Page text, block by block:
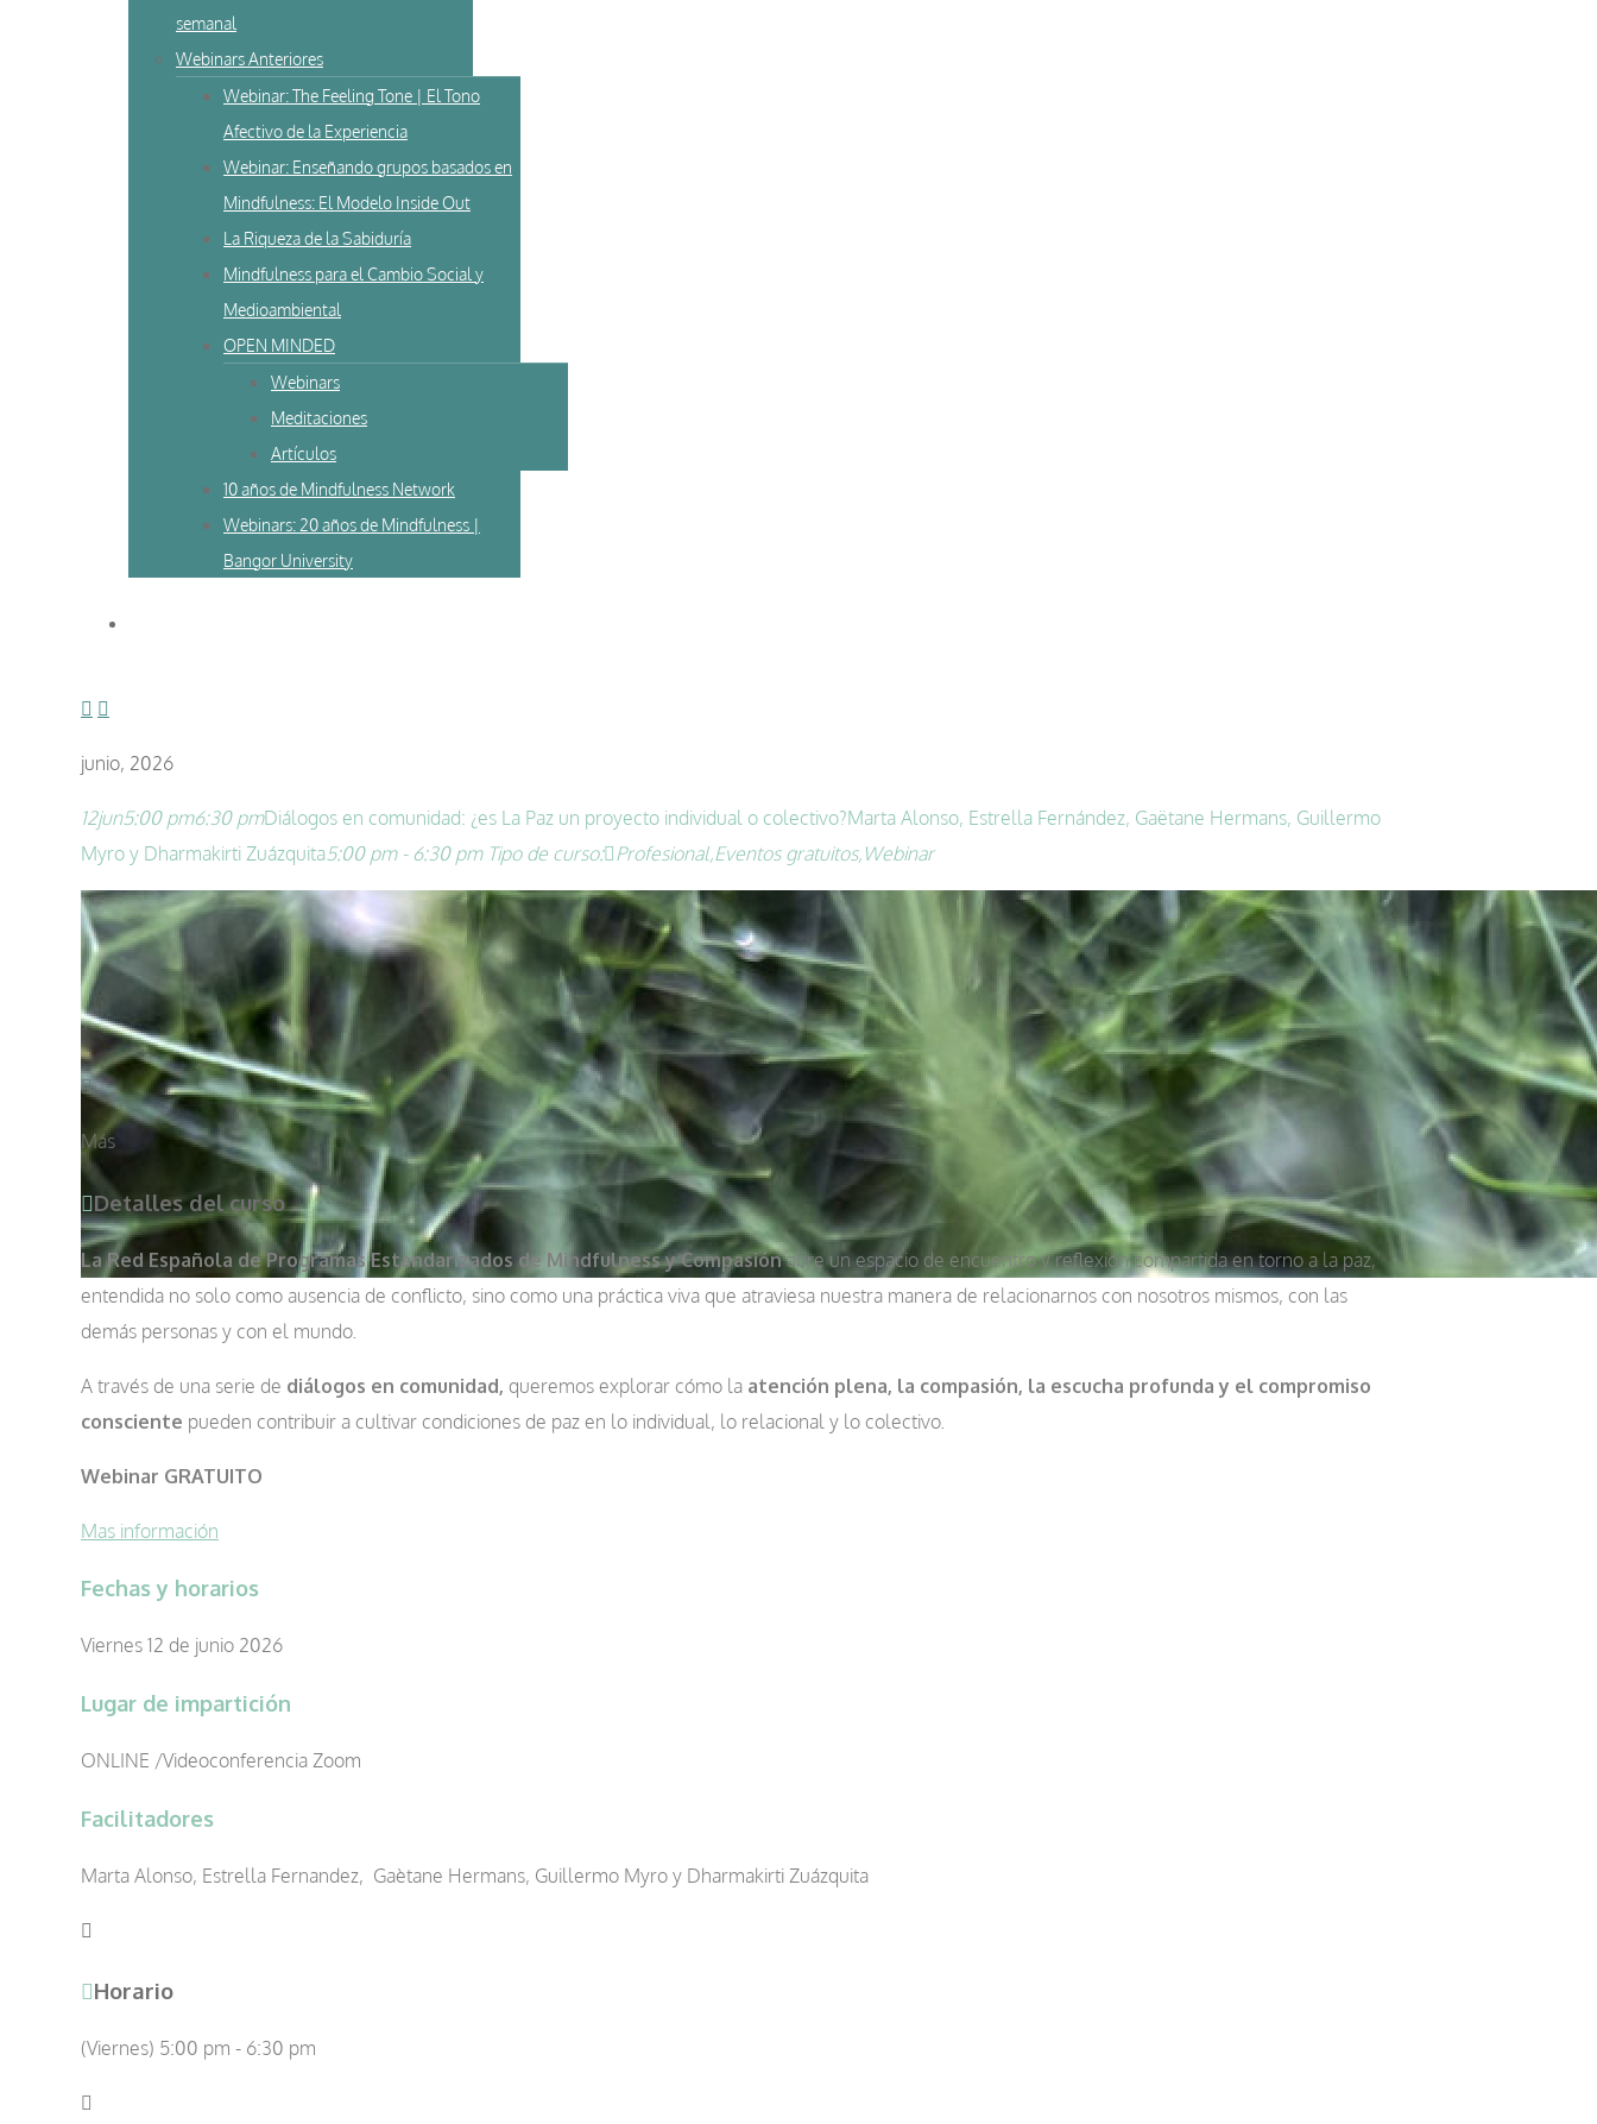
semanal
Webinars Anteriores
Webinar: The Feeling Tone | El Tono
Afectivo de la Experiencia
Webinar: Enseñando grupos basados en
Mindfulness: El Modelo Inside Out
La Riqueza de la Sabiduría
Mindfulness para el Cambio Social y
Medioambiental
OPEN MINDED
Webinars
Meditaciones
Artículos
10 años de Mindfulness Network
Webinars: 20 años de Mindfulness |
Bangor University
junio, 2026
12jun5:00 pm6:30 pmDiálogos en comunidad: ¿es La Paz un proyecto individual o colectivo?Marta Alonso, Estrella Fernández, Gaëtane Hermans, Guillermo
Myro y Dharmakirti Zuázquita5:00 pm - 6:30 pm Tipo de curso: Profesional,Eventos gratuitos, Webinar
Más
Detalles del curso
La Red Española de Programas Estandarizados de Mindfulness y Compasiónabre un espacio de encuentro y reflexión compartida en torno a la paz,
entendida no solo como ausencia de conflicto, sino como una práctica viva que atraviesa nuestra manera de relacionarnos con nosotros mismos, con las
demás personas y con el mundo.
A través de una serie de diálogos en comunidad, queremos explorar cómo la atención plena, la compasión, la escucha profunda y el compromiso
consciente pueden contribuir a cultivar condiciones de paz en lo individual, lo relacional y lo colectivo.
Webinar GRATUITO
Mas información
Fechas y horarios
Viernes 12 de junio 2026
Lugar de impartición
ONLINE /Videoconferencia Zoom
Facilitadores
Marta Alonso, Estrella Fernandez, Gaètane Hermans, Guillermo Myro y Dharmakirti Zuázquita
Horario
(Viernes) 5:00 pm - 6:30 pm